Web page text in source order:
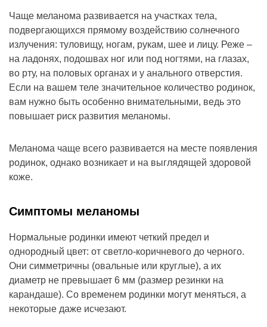
Чаще меланома развивается на участках тела,
подвергающихся прямому воздействию солнечного
излучения: туловищу, ногам, рукам, шее и лицу. Реже –
на ладонях, подошвах ног или под ногтями, на глазах,
во рту, на половых органах и у анального отверстия.
Если на вашем теле значительное количество родинок,
вам нужно быть особенно внимательными, ведь это
повышает риск развития меланомы.
Меланома чаще всего развивается на месте появления
родинок, однако возникает и на выглядящей здоровой
коже.
Симптомы меланомы
Нормальные родинки имеют четкий предел и
однородный цвет: от светло-коричневого до черного.
Они симметричны (овальные или круглые), а их
диаметр не превышает 6 мм (размер резинки на
карандаше). Со временем родинки могут меняться, а
некоторые даже исчезают.